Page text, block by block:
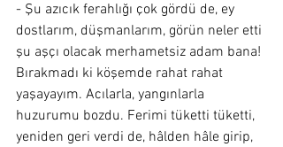
- Şu azıcık ferahlığı çok gördü de, ey
dostlarım, düşmanlarım, görün neler etti
şu aşçı olacak merhametsiz adam bana!
Bırakmadı ki köşemde rahat rahat
yaşayayım. Acılarla, yangınlarla
huzurumu bozdu. Ferimi tüketti tüketti,
yeniden geri verdi de, hâlden hâle girip,